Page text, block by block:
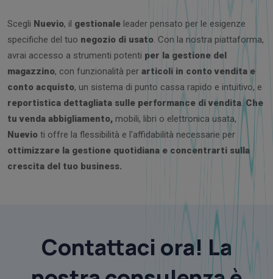
Scegli Nuevio, il gestionale leader pensato per le esigenze
specifiche del tuo negozio di usato. Con la nostra piattaforma,
avrai accesso a strumenti potenti per la gestione del
magazzino, con funzionalità per articoli in conto vendita e
conto acquisto, un sistema di punto cassa rapido e intuitivo, e
reportistica dettagliata sulle performance di vendita.Che
tu venda abbigliamento, mobili, libri o elettronica usata,
Nuevio ti offre la flessibilità e l'affidabilità necessarie per
ottimizzare la gestione quotidiana e concentrarti sulla
crescita del tuo business.
Contattaci ora! La